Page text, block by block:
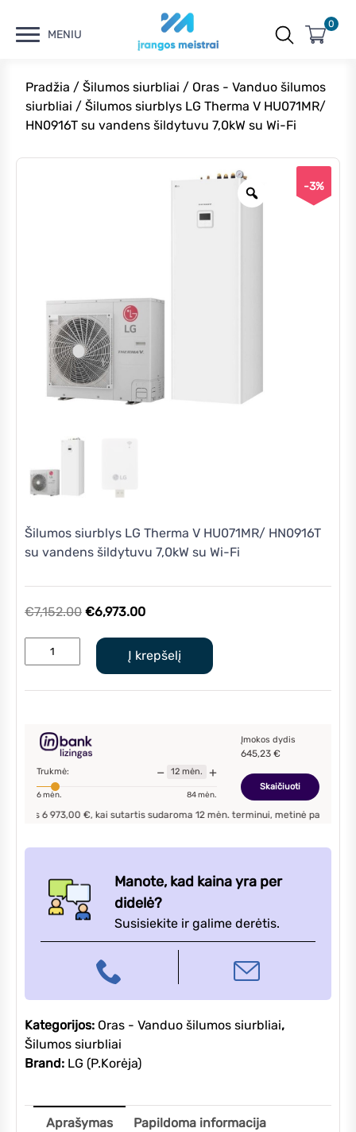
MENIU
0
Pradžia / Šilumos siurbliai / Oras - Vanduo šilumos
siurbliai / Šilumos siurblys LG Therma V HU071MR/
HN0916T su vandens šildytuvu 7,0kW su Wi-Fi
-3%
Šilumos siurblys LG Therma V HU071MR/ HN0916T
su vandens šildytuvu 7,0kW su Wi-Fi
€7,152.00 Original
was:
€7,152.00.
€6,973.00Current
is:
€6,973.00.
produkto
kiekis:
Therma
HU071MR/
HN0916T
su
šildytuvu
7,0kW
Į krepšelį
Trukmė: − 12 mėn. +
6mėn. 84mėn.
Įmokos dydis
645,23 €
Skaičiuoti
6 973,00 €, kai sutartis sudaroma12mėn. terminui, metinė palūkanų norma –
Manote, kad kaina yra per
didelė?
Susisiekite ir galime derėtis.
Kategorijos: Oras - Vanduo šilumos siurbliai,
Šilumos siurbliai
Brand: LG (P.Korėja)
Aprašymas Papildoma informacija